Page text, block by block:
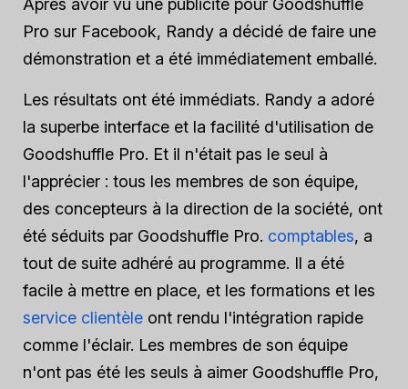
Après avoir vu une publicité pour Goodshuffle
Pro sur Facebook, Randy a décidé de faire une
démonstration et a été immédiatement emballé.
Les résultats ont été immédiats. Randy a adoré
la superbe interface et la facilité d'utilisation de
Goodshuffle Pro. Et il n'était pas le seul à
l'apprécier : tous les membres de son équipe,
des concepteurs à la direction de la société, ont
été séduits par Goodshuffle Pro. comptables, a
tout de suite adhéré au programme. Il a été
facile à mettre en place, et les formations et les
service clientèle ont rendu l'intégration rapide
comme l'éclair. Les membres de son équipe
n'ont pas été les seuls à aimer Goodshuffle Pro,